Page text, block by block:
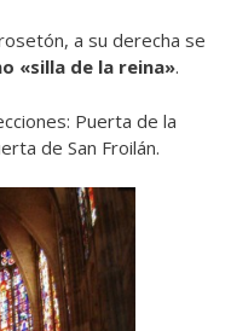
a su derecha se
«silla de la reina».
Puerta de la
de San Froilán.